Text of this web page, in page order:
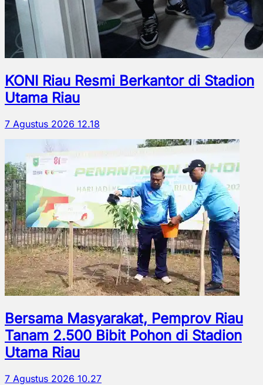
KONI Riau Resmi Berkantor di Stadion
Utama Riau
7 Agustus 2026 12.18
Bersama Masyarakat, Pemprov Riau
Tanam 2.500 Bibit Pohon di Stadion
Utama Riau
7 Agustus 2026 10.27